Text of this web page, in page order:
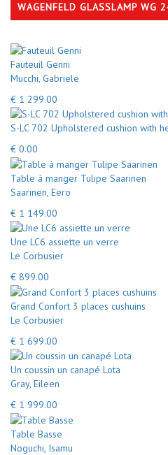
WAGENFELD GLASSLAMP WG
Fauteuil Genni
Mucchi, Gabriele
€ 1 299.00
S-LC 702 Upholstered cushion with
€ 0.00
Table à manger Tulipe Saarinen
Saarinen, Eero
€ 1 149.00
Une LC6 assiette un verre
Le Corbusier
€ 899.00
Grand Confort 3 places cushuins
Le Corbusier
€ 1 699.00
Un coussin un canapé Lota
Gray, Eileen
€ 1 999.00
Table Basse
Noguchi, Isamu